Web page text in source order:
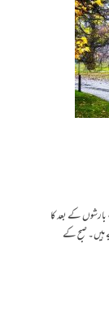
کے بعد کا
ہیں۔ صبح کے